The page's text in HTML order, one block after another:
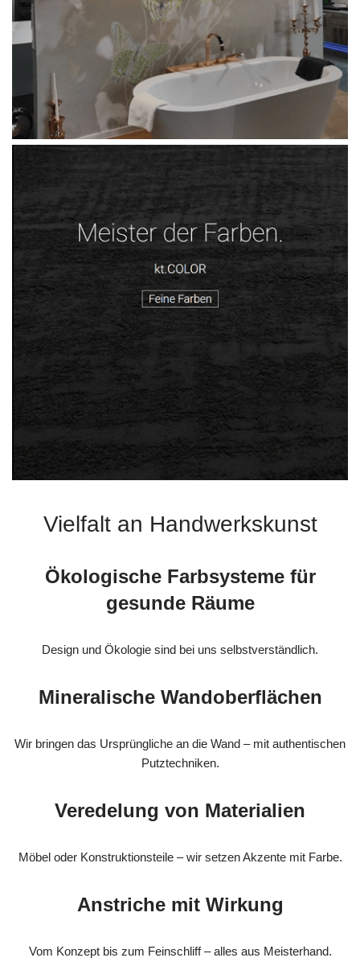
Vielfalt an Handwerkskunst
Ökologische Farbsysteme für
gesunde Räume
Design und Ökologie sind bei uns selbstverständlich.
Mineralische Wandoberflächen
Wir bringen das Ursprüngliche an die Wand – mit authentischen
Putztechniken.
Veredelung von Materialien
Möbel oder Konstruktionsteile – wir setzen Akzente mit Farbe.
Anstriche mit Wirkung
Vom Konzept bis zum Feinschliff – alles aus Meisterhand.